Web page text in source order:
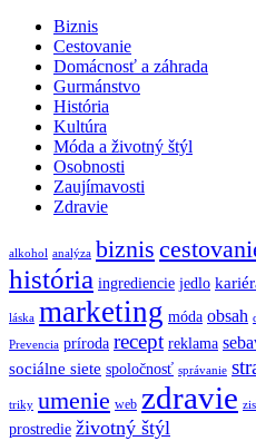
Biznis
Cestovanie
Domácnosť a záhrada
Gurmánstvo
História
Kultúra
Móda a životný štýl
Osobnosti
Zaujímavosti
Zdravie
alkohol analýza biznis
história ingrediencie jedlo
láska marketing móda obsah
Prevencia príroda recept reklama
sociálne siete spoločnosť správanie
triky umenie web zdravie
prostredie životný štýl